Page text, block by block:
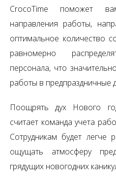
CrocoTime поможет
направления работы,
оптимальное количество
равномерно
персонала, что
работы в предпраздничные
Поощрять дух Нового
считает команда учета
Сотрудникам будет легче
ощущать атмосферу
грядущих новогодних